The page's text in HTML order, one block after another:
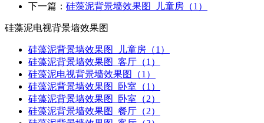
下一篇： 硅藻泥背景墙效果图_儿童房（1）
硅藻泥电视背景墙效果图
硅藻泥背景墙效果图_儿童房（1）
硅藻泥背景墙效果图_客厅（1）
硅藻泥电视背景墙效果图（1）
硅藻泥背景墙效果图_卧室（1）
硅藻泥背景墙效果图_卧室（2）
硅藻泥背景墙效果图_餐厅（2）